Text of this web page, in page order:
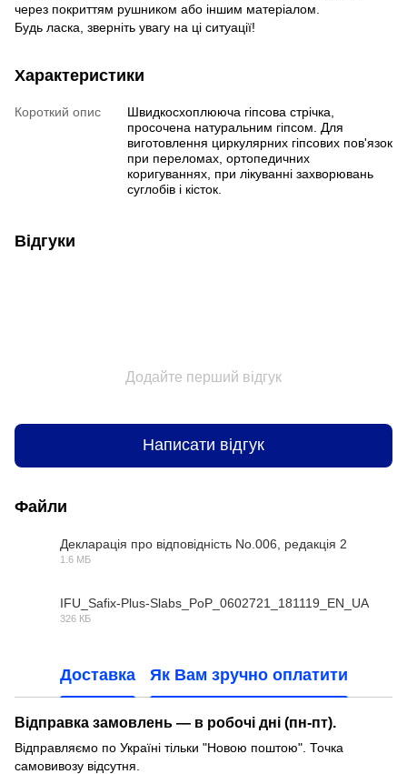
через покриттям рушником або іншим матеріалом.
Будь ласка, зверніть увагу на ці ситуації!
Характеристики
Короткий опис
Швидкосхоплююча гіпсова стрічка,
просочена натуральним гіпсом. Для
виготовлення циркулярних гіпсових пов'язок
при переломах, ортопедичних
коригуваннях, при лікуванні захворювань
суглобів і кісток.
Відгуки
Додайте перший відгук
Написати відгук
Файли
Декларація про відповідність No.006, редакція 2
1.6 МБ
IFU_Safix-Plus-Slabs_PoP_0602721_181119_EN_UA
326 КБ
Доставка Як Вам зручно оплатити
Відправка замовлень — в робочі дні (пн-пт).
Відправляємо по Україні тільки "Новою поштою". Точка
самовивозу відсутня.